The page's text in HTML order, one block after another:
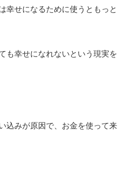
幸せになるために使うともっと
も幸せになれないという現実を
込みが原因で、お金を使って来